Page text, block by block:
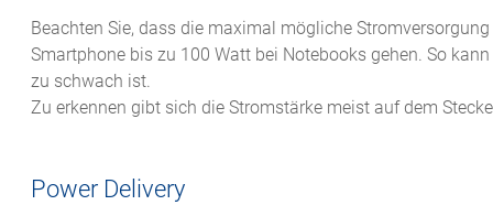
Beachten Sie, dass die maximal mögliche
Smartphone bis zu 100 Watt bei Notebooks gehen. So
zu schwach ist.
Zu erkennen gibt sich die Stromstärke meist auf dem
Power Delivery